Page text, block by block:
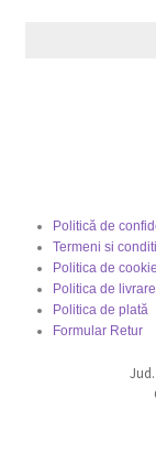
Politică de
Termeni si
Politica de
Politica de
Politica de plată
Formular Retur